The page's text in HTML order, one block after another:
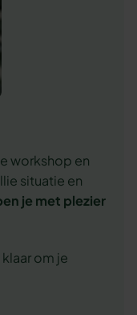
workshop en
situatie en
je met plezier
om je